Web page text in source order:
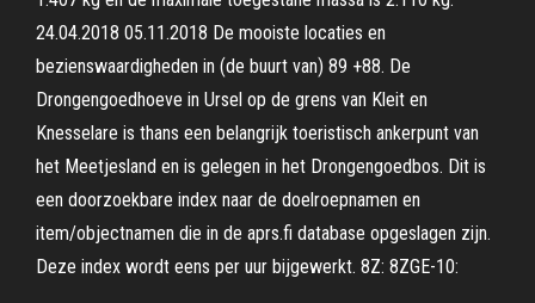
24.04.2018 05.11.2018 De mooiste locaties en
bezienswaardigheden in (de buurt van) 89 +88. De
Drongengoedhoeve in Ursel op de grens van Kleit en
Knesselare is thans een belangrijk toeristisch ankerpunt van
het Meetjesland en is gelegen in het Drongengoedbos. Dit is
een doorzoekbare index naar de doelroepnamen en
item/objectnamen die in de aprs.fi database opgeslagen zijn.
Deze index wordt eens per uur bijgewerkt. 8Z: 8ZGE-10: